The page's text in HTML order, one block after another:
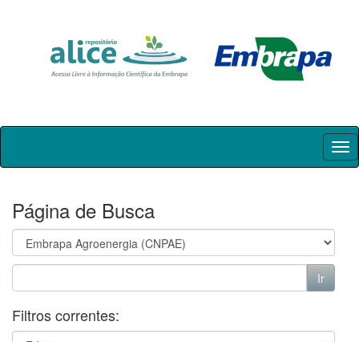
Skip
Página de Busca
Filtros correntes: